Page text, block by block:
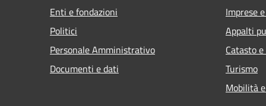
Enti e fondazioni
Politici
Personale Amministrativo
Documenti e dati
Imprese
Appalti
Catasto
Turismo
Mobilità